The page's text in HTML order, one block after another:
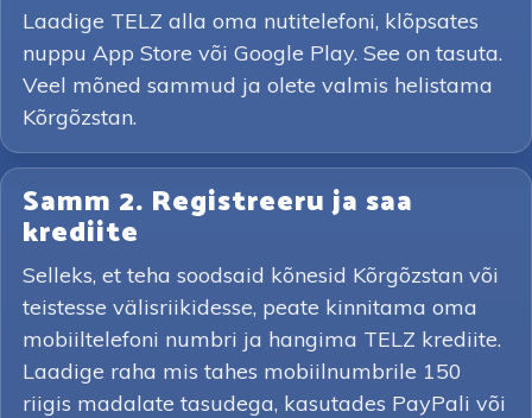
Laadige TELZ alla oma nutitelefoni, klõpsates
nuppu App Store või Google Play. See on tasuta.
Veel mõned sammud ja olete valmis helistama
Kõrgõzstan.
Samm 2. Registreeru ja saa
krediite
Selleks, et teha soodsaid kõnesid Kõrgõzstan või
teistesse välisriikidesse, peate kinnitama oma
mobiiltelefoni numbri ja hangima TELZ krediite.
Laadige raha mis tahes mobiilnumbrile 150
riigis madalate tasudega, kasutades PayPali või